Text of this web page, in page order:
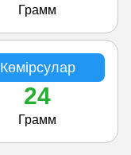
Грамм
Көмірсулар
24
Грамм